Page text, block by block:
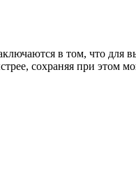
в том, что для
сохраняя при этом